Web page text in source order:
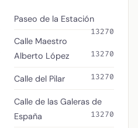
Paseo de la Estación
13270
Calle Maestro
Alberto López
13270
Calle del Pilar 13270
Calle de las Galeras de
España
13270